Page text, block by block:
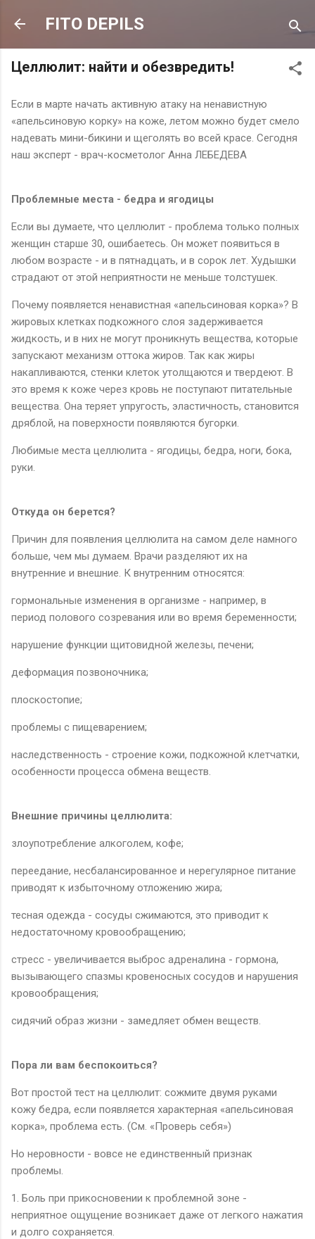
К основному контенту
FITO DEPILS
Целлюлит: найти и обезвредить!
Если в марте начать активную атаку на ненавистную
«апельсиновую корку» на коже, летом можно будет смело
надевать мини-бикини и щеголять во всей красе. Сегодня
наш эксперт - врач-косметолог Анна ЛЕБЕДЕВА
Проблемные места - бедра и ягодицы
Если вы думаете, что целлюлит - проблема только полных
женщин старше 30, ошибаетесь. Он может появиться в
любом возрасте - и в пятнадцать, и в сорок лет. Худышки
страдают от этой неприятности не меньше толстушек.
Почему появляется ненавистная «апельсиновая корка»? В
жировых клетках подкожного слоя задерживается
жидкость, и в них не могут проникнуть вещества, которые
запускают механизм оттока жиров. Так как жиры
накапливаются, стенки клеток утолщаются и твердеют. В
это время к коже через кровь не поступают питательные
вещества. Она теряет упругость, эластичность, становится
дряблой, на поверхности появляются бугорки.
Любимые места целлюлита - ягодицы, бедра, ноги, бока,
руки.
Откуда он берется?
Причин для появления целлюлита на самом деле намного
больше, чем мы думаем. Врачи разделяют их на
внутренние и внешние. К внутренним относятся:
гормональные изменения в организме - например, в
период полового созревания или во время беременности;
нарушение функции щитовидной железы, печени;
деформация позвоночника;
плоскостопие;
проблемы с пищеварением;
наследственность - строение кожи, подкожной клетчатки,
особенности процесса обмена веществ.
Внешние причины целлюлита:
злоупотребление алкоголем, кофе;
переедание, несбалансированное и нерегулярное питание
приводят к избыточному отложению жира;
тесная одежда - сосуды сжимаются, это приводит к
недостаточному кровообращению;
стресс - увеличивается выброс адреналина - гормона,
вызывающего спазмы кровеносных сосудов и нарушения
кровообращения;
сидячий образ жизни - замедляет обмен веществ.
Пора ли вам беспокоиться?
Вот простой тест на целлюлит: сожмите двумя руками
кожу бедра, если появляется характерная «апельсиновая
корка», проблема есть. (См. «Проверь себя»)
Но неровности - вовсе не единственный признак
проблемы.
1. Боль при прикосновении к проблемной зоне -
неприятное ощущение возникает даже от легкого нажатия
и долго сохраняется.